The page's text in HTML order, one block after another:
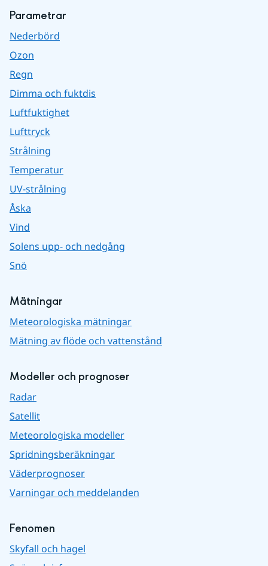
Parametrar
Nederbörd
Ozon
Regn
Dimma och fuktdis
Luftfuktighet
Lufttryck
Strålning
Temperatur
UV-strålning
Åska
Vind
Solens upp- och nedgång
Snö
Mätningar
Meteorologiska mätningar
Mätning av flöde och vattenstånd
Modeller och prognoser
Radar
Satellit
Meteorologiska modeller
Spridningsberäkningar
Väderprognoser
Varningar och meddelanden
Fenomen
Skyfall och hagel